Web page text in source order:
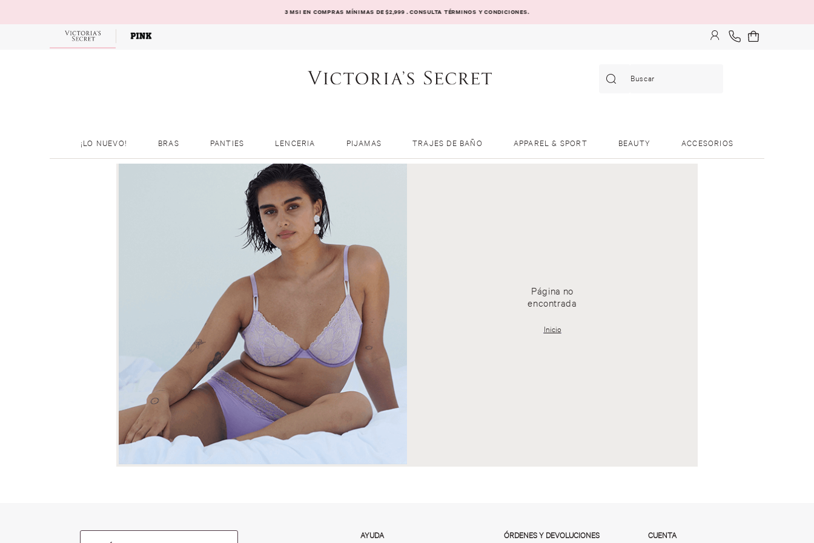
3 MSI EN COMPRAS MÍNIMAS DE $2,999 . CONSULTA TÉRMINOS Y CONDICIONES.
¡LO NUEVO! BRAS PANTIES LENCERIA PIJAMAS TRAJES DE BAÑO APPAREL & SPORT BEAUTY ACCESORIOS
Página no
encontrada
Inicio
AYUDA ÓRDENES Y DEVOLUCIONES CUENTA